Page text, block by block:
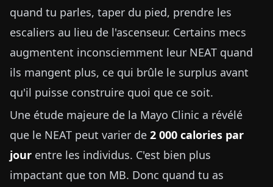
quand tu parles, taper du pied, prendre les
escaliers au lieu de l'ascenseur. Certains mecs
augmentent inconsciemment leur NEAT quand
ils mangent plus, ce qui brûle le surplus avant
qu'il puisse construire quoi que ce soit.
Une étude majeure de la Mayo Clinic a révélé
que le NEAT peut varier de 2 000 calories par
jour entre les individus. C'est bien plus
impactant que ton MB. Donc quand tu as